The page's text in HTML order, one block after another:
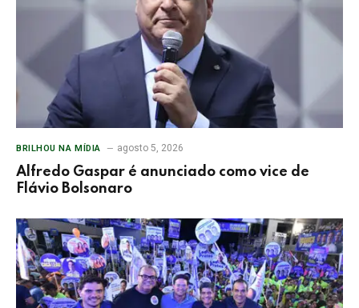
BRILHOU NA MÍDIA agosto 5, 2026
Alfredo Gaspar é anunciado como vice de
Flávio Bolsonaro